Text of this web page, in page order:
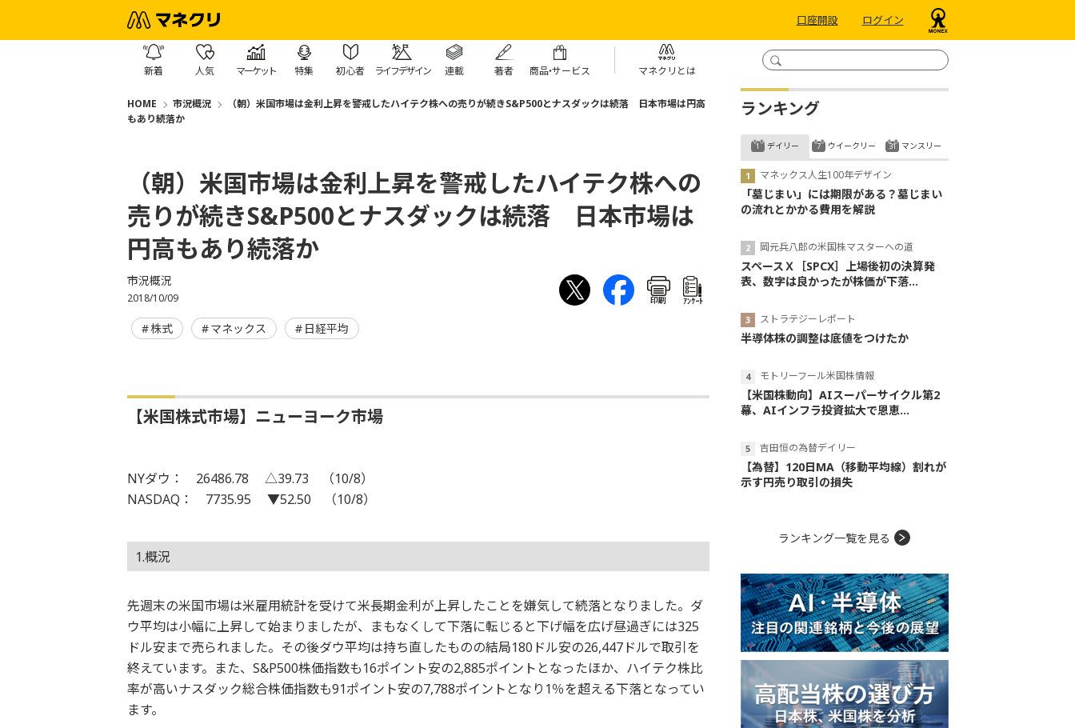
口座開設 ログイン
新着 人気 マーケット 特集 初心者 ライフデザイン 連載 著者 商品・サービス マネクリとは
HOME 市況概況
（朝）米国市場は金利上昇を警戒したハイテク株への売りが続きS&P500とナスダックは続落 日本市場は円高
もあり続落か
（朝）米国市場は金利上昇を警戒したハイテク株への
売りが続きS&P500とナスダックは続落 日本市場は
円高もあり続落か
市況概況
2018/10/09 印刷 ｱﾝｹｰﾄ
株式 マネックス 日経平均
【米国株式市場】ニューヨーク市場
NYダウ： 26486.78 △39.73 （10/8）
NASDAQ： 7735.95 ▼52.50 （10/8）
1.概況
先週末の米国市場は米雇用統計を受けて米長期金利が上昇したことを嫌気して続落となりました。ダ
ウ平均は小幅に上昇して始まりましたが、まもなくして下落に転じると下げ幅を広げ昼過ぎには325
ドル安まで売られました。その後ダウ平均は持ち直したものの結局180ドル安の26,447ドルで取引を
終えています。また、S&P500株価指数も16ポイント安の2,885ポイントとなったほか、ハイテク株比
率が高いナスダック総合株価指数も91ポイント安の7,788ポイントとなり1％を超える下落となってい
ます。
ランキング
デイリー
マネックス人生100年デザイン
「墓じまい」には期限がある？墓じまい
の流れとかかる費用を解説
岡元兵八郎の米国株マスターへの道
スペースＸ［SPCX］上場後初の決算発
表、数字は良かったが株価が下落...
ストラテジーレポート
半導体株の調整は底値をつけたか
モトリーフール米国株情報
【米国株動向】AIスーパーサイクル第2
幕、AIインフラ投資拡大で恩恵...
吉田恒の為替デイリー
【為替】120日MA（移動平均線）割れが
示す円売り取引の損失
ウイークリー マンスリー
ランキング一覧を見る